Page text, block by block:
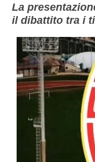
La
il dibattito tra i